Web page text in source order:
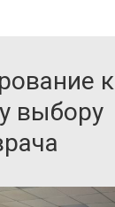
к
выбору